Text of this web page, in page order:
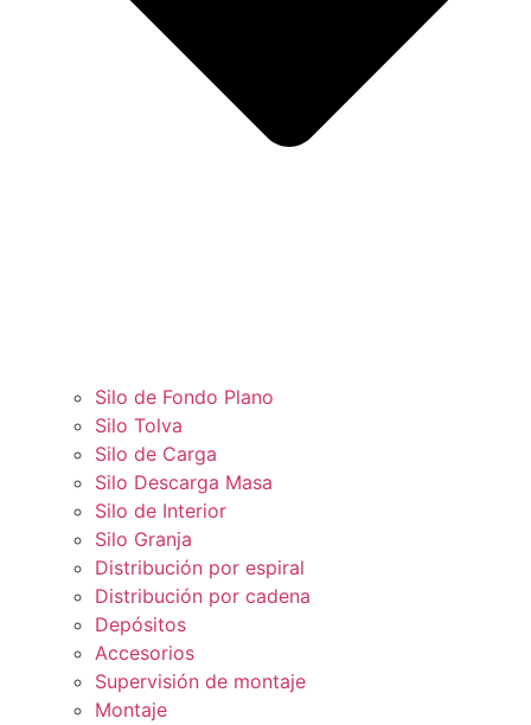
Silo de Fondo Plano
Silo Tolva
Silo de Carga
Silo Descarga Masa
Silo de Interior
Silo Granja
Distribución por espiral
Distribución por cadena
Depósitos
Accesorios
Supervisión de montaje
Montaje